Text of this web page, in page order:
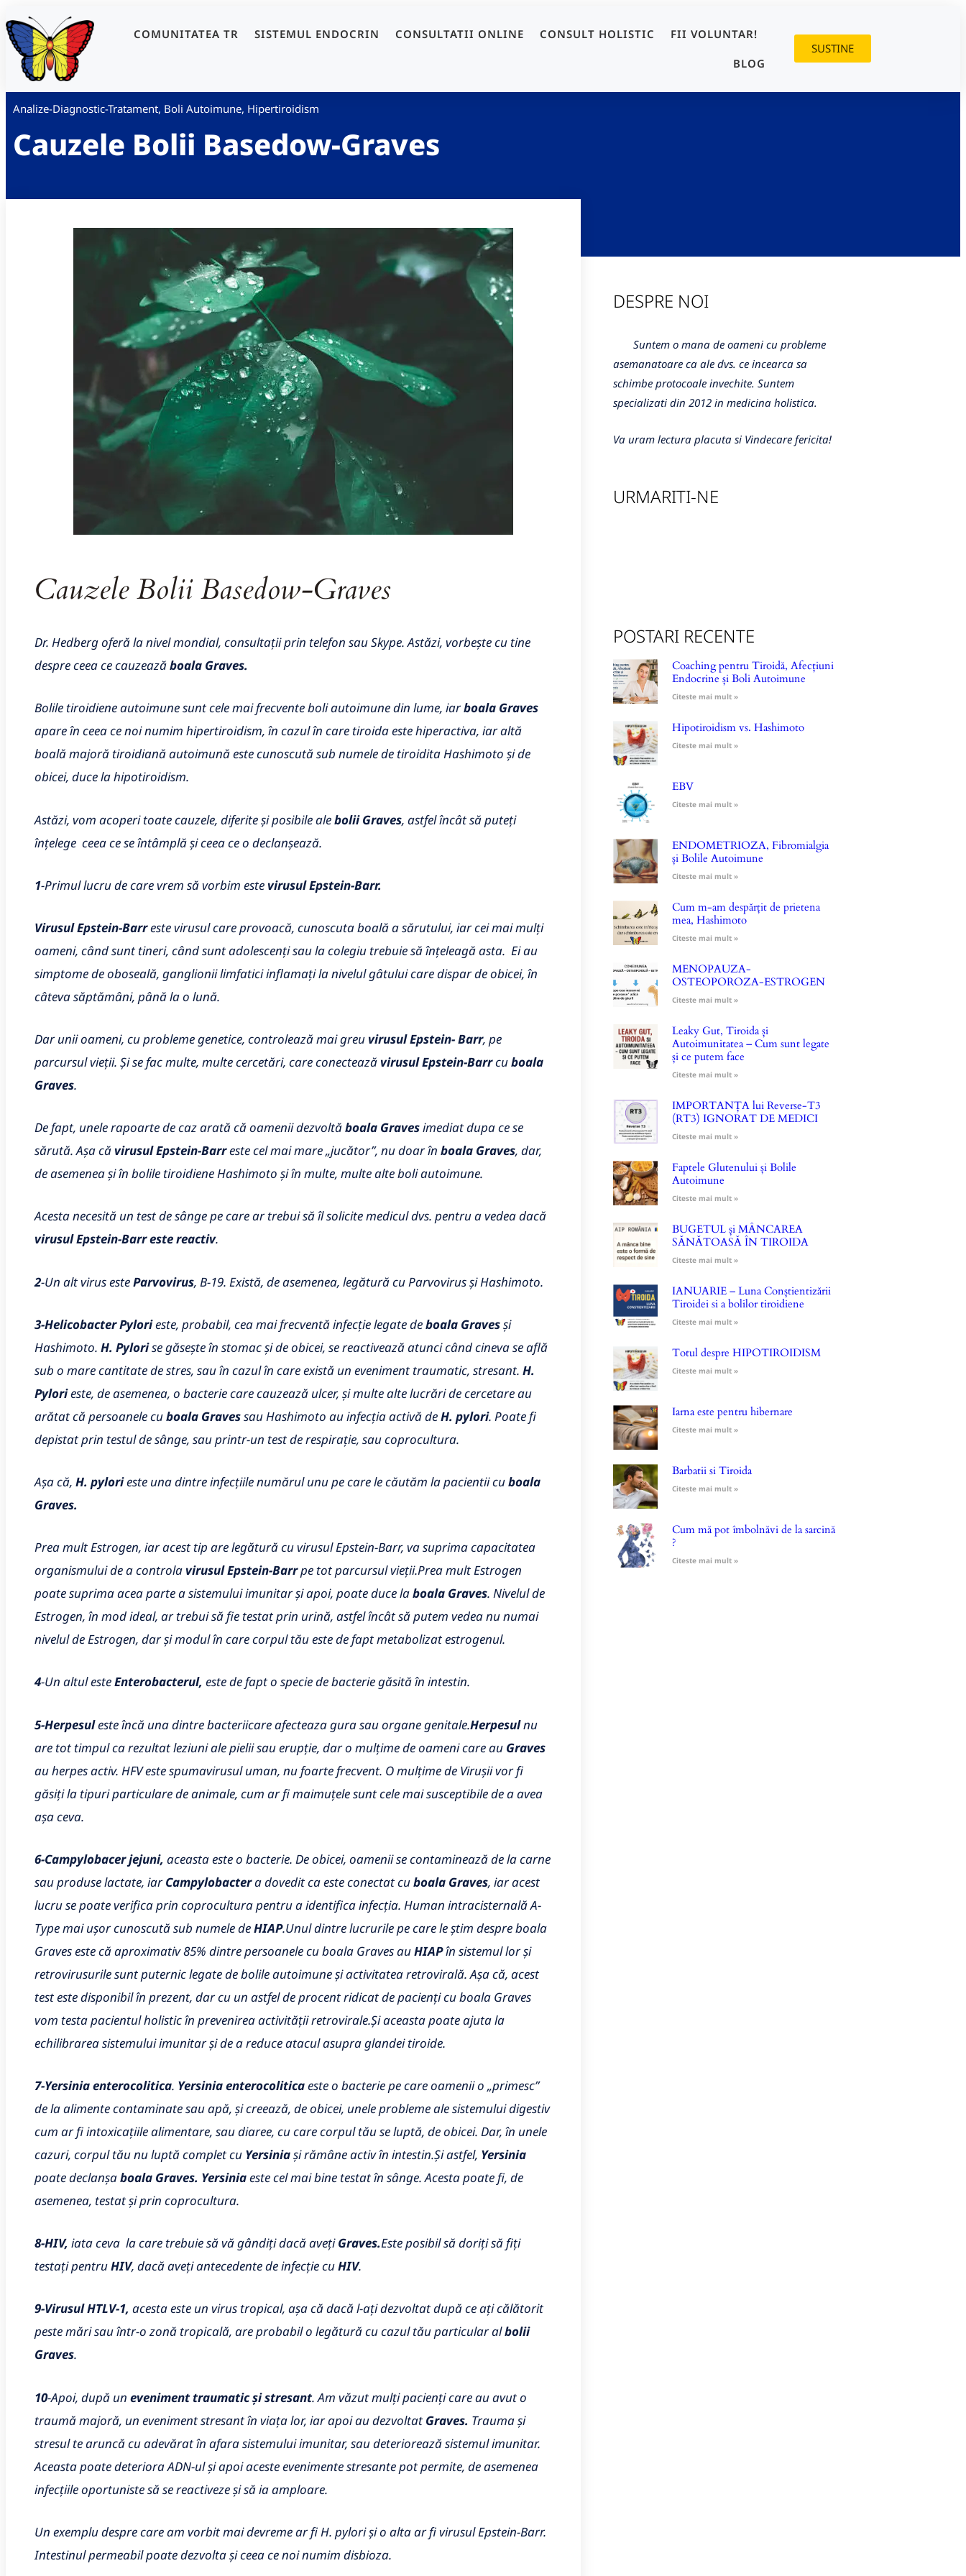
COMUNITATEA TR SISTEMUL ENDOCRIN CONSULTATII ONLINE CONSULT HOLISTIC FII VOLUNTAR!
BLOG
SUSTINE
Analize-Diagnostic-Tratament, Boli Autoimune, Hipertiroidism
Cauzele Bolii Basedow-Graves
Cauzele Bolii Basedow-Graves
Dr. Hedberg oferă la nivel mondial, consultații prin telefon sau Skype. Astăzi, vorbește cu tine
despre ceea ce cauzeazăboala Graves.
Bolile tiroidiene autoimune sunt cele mai frecvente boli autoimune din lume, iarboala Graves
apare în ceea ce noi numim hipertiroidism, în cazul în care tiroida este hiperactiva, iar altă
boală majoră tiroidiană autoimună este cunoscută sub numele de tiroidita Hashimoto și de
obicei, duce la hipotiroidism.
Astăzi, vom acoperi toate cauzele, diferite și posibile alebolii Graves, astfel încât să puteți
înțelege ceea ce se întâmplă și ceea ce o declanșează.
1-Primul lucru de care vrem să vorbim este virusul Epstein-Barr.
Virusul Epstein-Barreste virusul care provoacă, cunoscuta boală a sărutului, iar cei mai mulți
oameni, când sunt tineri, când sunt adolescenți sau la colegiu trebuie să înțeleagă asta. Ei au
simptome de oboseală, ganglionii limfatici inflamați la nivelul gâtului care dispar de obicei, în
câteva săptămâni, până la o lună.
Dar unii oameni, cu probleme genetice, controlează mai greu virusul Epstein- Barr, pe
parcursul vieții. Și se fac multe, multe cercetări, care conectează virusul Epstein-Barrcuboala
Graves.
De fapt, unele rapoarte de caz arată că oamenii dezvoltăboala Gravesimediat dupa ce se
sărută. Așa că virusulEpstein-Barreste cel mai mare „jucător”, nu doar în boala Graves, dar,
de asemenea și în bolile tiroidiene Hashimoto și în multe, multe alte boli autoimune.
Acesta necesită un test de sânge pe care ar trebui să îl solicite medicul dvs. pentru a vedea dacă
virusul Epstein-Barr este reactiv.
2-Un alt virus esteParvovirus, B-19. Există, de asemenea, legătură cu Parvovirus și Hashimoto.
3-Helicobacter Pylorieste, probabil, cea mai frecventă infecție legate deboala Gravesși
Hashimoto. H. Pylorise găsește în stomac și de obicei, se reactivează atunci când cineva se află
sub o mare cantitate de stres, sau în cazul în care există un eveniment traumatic, stresant. H.
Pylorieste, de asemenea, o bacterie care cauzează ulcer, și multe alte lucrări de cercetare au
arătat că persoanele cuboala Gravessau Hashimoto au infecția activă deH. pylori. Poate fi
depistat prin testul de sânge, sau printr-un test de respirație, sau coprocultura.
Așa că, H. pylorieste una dintre infecțiile numărul unu pe care le căutăm la pacientii cuboala
Graves.
Prea mult Estrogen, iar acest tip are legătură cu virusul Epstein-Barr, va suprima capacitatea
organismului de a controla virusul Epstein-Barrpe tot parcursul vieții.Prea mult Estrogen
poate suprima acea parte a sistemului imunitar și apoi, poate duce laboala Graves. Nivelul de
Estrogen, în mod ideal, ar trebui să fie testat prin urină, astfel încât să putem vedea nu numai
nivelul de Estrogen, dar și modul în care corpul tău este de fapt metabolizat estrogenul.
4-Un altul esteEnterobacterul, este de fapt o specie de bacterie găsită în intestin.
5-Herpesuleste încă una dintre bacteriicare afecteaza gura sau organe genitale.Herpesulnu
are tot timpul ca rezultat leziuni ale pielii sau erupție, dar o mulțime de oameni care au Graves
au herpes activ. HFV este spumavirusul uman, nu foarte frecvent. O mulțime de Virușii vor fi
găsiți la tipuri particulare de animale, cum ar fi maimuțele sunt cele mai susceptibile de a avea
așa ceva.
6-Campylobacer jejuni, aceasta este o bacterie. De obicei, oamenii se contaminează de la carne
sau produse lactate, iarCampylobactera dovedit ca este conectat cuboala Graves, iar acest
lucru se poate verifica prin coprocultura pentru a identifica infecția. Human intracisternală A-
Type mai ușor cunoscută sub numele deHIAP.Unul dintre lucrurile pe care le știm despre boala
Graves este că aproximativ 85% dintre persoanele cu boala Graves auHIAPîn sistemul lor și
retrovirusurile sunt puternic legate de bolile autoimune și activitatea retrovirală. Așa că, acest
test este disponibil în prezent, dar cu un astfel de procent ridicat de pacienți cu boala Graves
vom testa pacientul holistic în prevenirea activității retrovirale.Și aceasta poate ajuta la
echilibrarea sistemului imunitar și de a reduce atacul asupra glandei tiroide.
7-Yersinia enterocolitica. Yersinia enterocoliticaeste o bacterie pe care oamenii o „primesc”
de la alimente contaminate sau apă, și creează, de obicei, unele probleme ale sistemului digestiv
cum ar fi intoxicațiile alimentare, sau diaree, cu care corpul tău se luptă, de obicei. Dar, în unele
cazuri, corpul tău nu luptă complet cu Yersiniași rămâne activ în intestin.Și astfel, Yersinia
poate declanșaboala Graves. Yersiniaeste cel mai bine testat în sânge. Acesta poate fi, de
asemenea, testat și prin coprocultura.
8-HIV, iata ceva la care trebuie să vă gândiți dacă avețiGraves.Este posibil să doriți să fiți
testați pentruHIV, dacă aveți antecedente de infecție cuHIV.
9-Virusul HTLV-1, acesta este un virus tropical, așa că dacă l-ați dezvoltat după ce ați călătorit
peste mări sau într-o zonă tropicală, are probabil o legătură cu cazul tău particular albolii
Graves.
10-Apoi, după un eveniment traumatic și stresant. Am văzut mulți pacienți care au avut o
traumă majoră, un eveniment stresant în viața lor, iar apoi au dezvoltat Graves. Trauma și
stresul te aruncă cu adevărat în afara sistemului imunitar, sau deteriorează sistemul imunitar.
Aceasta poate deteriora ADN-ul și apoi aceste evenimente stresante pot permite, de asemenea
infecțiile oportuniste să se reactiveze și să ia amploare.
Un exemplu despre care am vorbit mai devreme ar fi H. pylori și o alta ar fi virusul Epstein-Barr.
Intestinul permeabil poate dezvolta și ceea ce noi numim disbioza.
DESPRE NOI
Suntem o mana de oameni cu probleme
asemanatoare ca ale dvs. ce incearca sa
schimbe protocoale invechite. Suntem
specializati din 2012 in medicina holistica.
Va uram lectura placuta si Vindecare fericita!
URMARITI-NE
POSTARI RECENTE
Coaching pentru Tiroidă, Afecțiuni
Endocrine și Boli Autoimune
Citeste mai mult »
Hipotiroidism vs. Hashimoto
Citeste mai mult »
EBV
Citeste mai mult »
ENDOMETRIOZA, Fibromialgia
și Bolile Autoimune
Citeste mai mult »
Cum m-am despărțit de prietena
mea, Hashimoto
Citeste mai mult »
MENOPAUZA-
OSTEOPOROZA-ESTROGEN
Citeste mai mult »
Leaky Gut, Tiroida și
Autoimunitatea – Cum sunt legate
și ce putem face
Citeste mai mult »
IMPORTANȚA lui Reverse-T3
(RT3) IGNORAT DE MEDICI
Citeste mai mult »
Faptele Glutenului și Bolile
Autoimune
Citeste mai mult »
BUGETUL și MÂNCAREA
SĂNĂTOASĂ ÎN TIROIDA
Citeste mai mult »
IANUARIE – Luna Conștientizării
Tiroidei si a bolilor tiroidiene
Citeste mai mult »
Totul despre HIPOTIROIDISM
Citeste mai mult »
Iarna este pentru hibernare
Citeste mai mult »
Barbatii si Tiroida
Citeste mai mult »
Cum mă pot îmbolnăvi de la sarcină
?
Citeste mai mult »